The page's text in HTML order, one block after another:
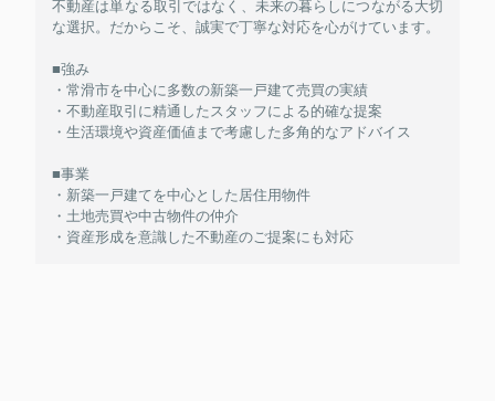
不動産は単なる取引ではなく、未来の暮らしにつながる大切
な選択。だからこそ、誠実で丁寧な対応を心がけています。
■強み
・常滑市を中心に多数の新築一戸建て売買の実績
・不動産取引に精通したスタッフによる的確な提案
・生活環境や資産価値まで考慮した多角的なアドバイス
■事業
・新築一戸建てを中心とした居住用物件
・土地売買や中古物件の仲介
・資産形成を意識した不動産のご提案にも対応